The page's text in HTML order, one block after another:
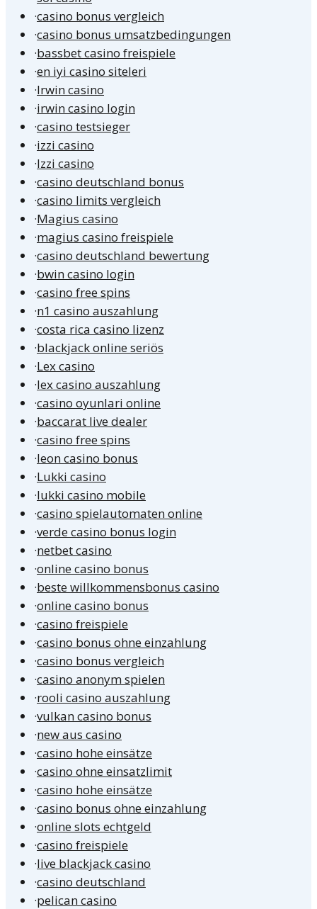
·casino bonus vergleich
·casino bonus umsatzbedingungen
·bassbet casino freispiele
·en iyi casino siteleri
·Irwin casino
·irwin casino login
·casino testsieger
·izzi casino
·Izzi casino
·casino deutschland bonus
·casino limits vergleich
·Magius casino
·magius casino freispiele
·casino deutschland bewertung
·bwin casino login
·casino free spins
·n1 casino auszahlung
·costa rica casino lizenz
·blackjack online seriös
·Lex casino
·lex casino auszahlung
·casino oyunlari online
·baccarat live dealer
·casino free spins
·leon casino bonus
·Lukki casino
·lukki casino mobile
·casino spielautomaten online
·verde casino bonus login
·netbet casino
·online casino bonus
·beste willkommensbonus casino
·online casino bonus
·casino freispiele
·casino bonus ohne einzahlung
·casino bonus vergleich
·casino anonym spielen
·rooli casino auszahlung
·vulkan casino bonus
·new aus casino
·casino hohe einsätze
·casino ohne einsatzlimit
·casino hohe einsätze
·casino bonus ohne einzahlung
·online slots echtgeld
·casino freispiele
·live blackjack casino
·casino deutschland
·pelican casino